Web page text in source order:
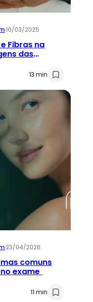
·10/03/2025
Fibras na
das
13 min
·23/04/2026
comuns
exame
11 min